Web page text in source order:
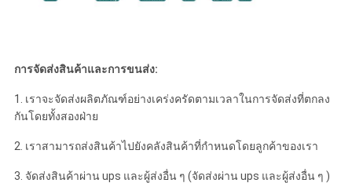
การจัดส่งสินค้าและการขนส่ง:
1. เราจะจัดส่งผลิตภัณฑ์อย่างเคร่งครัดตามเวลาในการจัดส่งที่ตกลง
กันโดยทั้งสองฝ่าย
2. เราสามารถส่งสินค้าไปยังคลังสินค้าที่กำหนดโดยลูกค้าของเรา
3. จัดส่งสินค้าผ่าน ups และผู้ส่งอื่น ๆ (จัดส่งผ่าน ups และผู้ส่งอื่น ๆ )